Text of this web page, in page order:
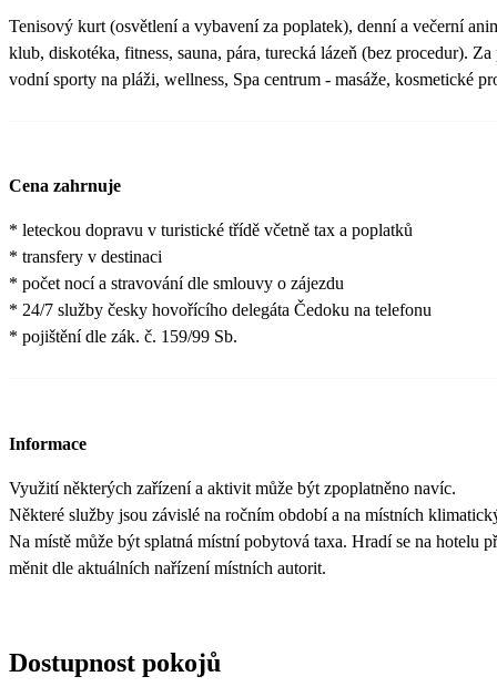
Tenisový kurt (osvětlení a vybavení za poplatek), denní a večerní
klub, diskotéka, fitness, sauna, pára, turecká lázeň (bez procedur).
vodní sporty na pláži, wellness, Spa centrum - masáže, kosmetické
Cena zahrnuje
* leteckou dopravu v turistické třídě včetně tax a poplatků
* transfery v destinaci
* počet nocí a stravování dle smlouvy o zájezdu
* 24/7 služby česky hovořícího delegáta Čedoku na telefonu
* pojištění dle zák. č. 159/99 Sb.
Informace
Využití některých zařízení a aktivit může být zpoplatněno navíc.
Některé služby jsou závislé na ročním období a na místních
Na místě může být splatná místní pobytová taxa. Hradí se na hotelu
měnit dle aktuálních nařízení místních autorit.
Dostupnost pokojů